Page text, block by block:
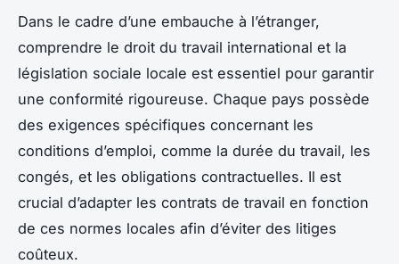
Dans le cadre d’une embauche à l’étranger,
comprendre le droit du travail international et la
législation sociale locale est essentiel pour garantir
une conformité rigoureuse. Chaque pays possède
des exigences spécifiques concernant les
conditions d’emploi, comme la durée du travail, les
congés, et les obligations contractuelles. Il est
crucial d’adapter les contrats de travail en fonction
de ces normes locales afin d’éviter des litiges
coûteux.